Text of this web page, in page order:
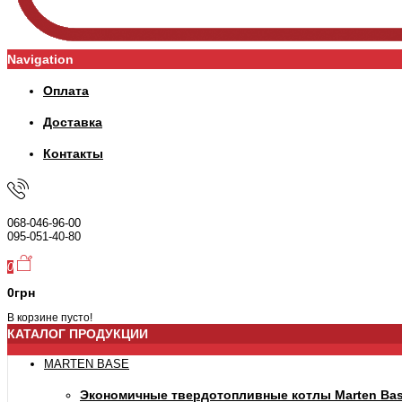
Navigation
Оплата
Доставка
Контакты
068-046-96-00
095-051-40-80
0
0грн
В корзине пусто!
КАТАЛОГ ПРОДУКЦИИ
MARTEN BASE
Экономичные твердотопливные котлы Marten